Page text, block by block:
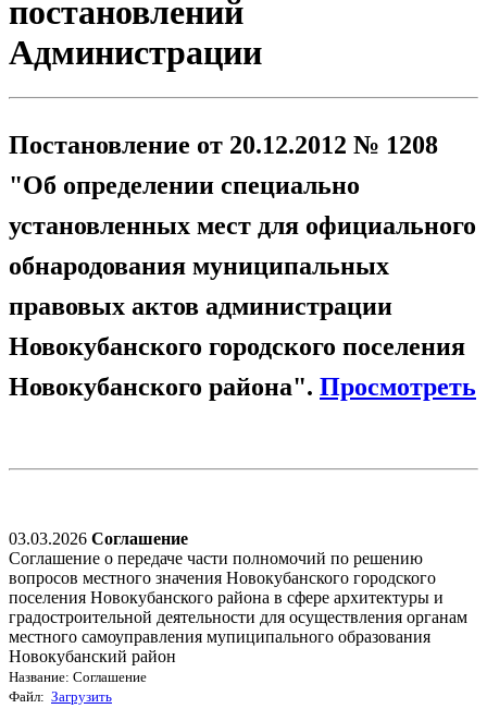
постановлений
Администрации
Постановление от 20.12.2012 № 1208
"Об определении специально
установленных мест для официального
обнародования муниципальных
правовых актов администрации
Новокубанского городского поселения
Новокубанского района". Просмотреть
03.03.2026 Соглашение
Соглашение о передаче части полномочий по решению
вопросов местного значения Новокубанского городского
поселения Новокубанского района в сфере архитектуры и
градостроительной деятельности для осуществления органам
местного самоуправления мупиципального образования
Новокубанский район
Название: Соглашение
Файл: Загрузить